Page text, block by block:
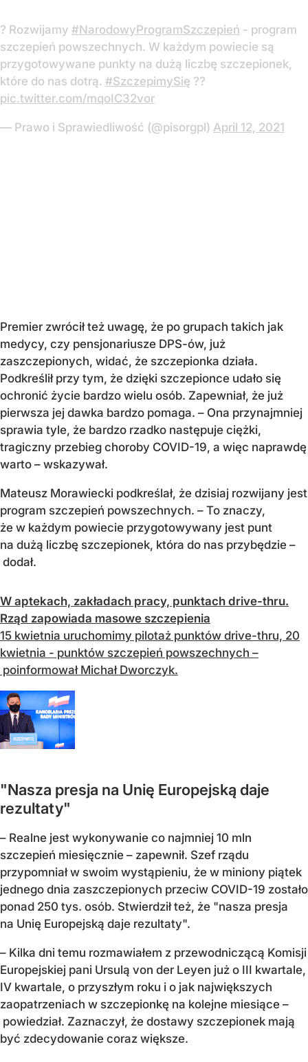
? Rozwijamy #NarodowyProgramSzczepień - program
szczepień powszechnych. W każdym powiecie są
przygotowywane punkty na dużą liczbę szczepionek,
które do nas dotrą. #SzczepimySię ??
pic.twitter.com/mqoIC32vor
— Prawo i Sprawiedliwość (@pisorgpl) April 12, 2021
Premier zwrócił też uwagę, że po grupach takich jak
medycy, czy pensjonariusze DPS-ów, już
zaszczepionych, widać, że szczepionka działa.
Podkreślił przy tym, że dzięki szczepionce udało się
ochronić życie bardzo wielu osób. Zapewniał, że już
pierwsza jej dawka bardzo pomaga. – Ona przynajmniej
sprawia tyle, że bardzo rzadko następuje ciężki,
tragiczny przebieg choroby COVID-19, a więc naprawdę
warto – wskazywał.
Mateusz Morawiecki podkreślał, że dzisiaj rozwijany jest
program szczepień powszechnych. – To znaczy,
że w każdym powiecie przygotowywany jest punt
na dużą liczbę szczepionek, która do nas przybędzie –
dodał.
W aptekach, zakładach pracy, punktach drive-thru.
Rząd zapowiada masowe szczepienia
15 kwietnia uruchomimy pilotaż punktów drive-thru, 20
kwietnia - punktów szczepień powszechnych –
poinformował Michał Dworczyk.
"Nasza presja na Unię Europejską daje
rezultaty"
– Realne jest wykonywanie co najmniej 10 mln
szczepień miesięcznie – zapewnił. Szef rządu
przypomniał w swoim wystąpieniu, że w miniony piątek
jednego dnia zaszczepionych przeciw COVID-19 zostało
ponad 250 tys. osób. Stwierdził też, że "nasza presja
na Unię Europejską daje rezultaty".
– Kilka dni temu rozmawiałem z przewodniczącą Komisji
Europejskiej pani Ursulą von der Leyen już o III kwartale,
IV kwartale, o przyszłym roku i o jak największych
zaopatrzeniach w szczepionkę na kolejne miesiące –
powiedział. Zaznaczył, że dostawy szczepionek mają
być zdecydowanie coraz większe.